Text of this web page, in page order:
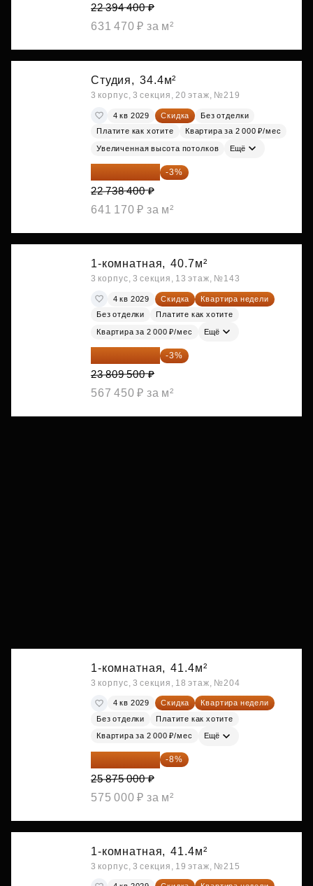
22 394 400 ₽
631 470 ₽ за м²
Студия, 34.4м²
3 корпус, 3 секция, 20 этаж, №219
4 кв 2029 Скидка
Без отделки
Платите как хотите
Квартира за 2 000 ₽/мес
Увеличенная высота потолков Ещё
22 056 248 ₽ -3%
22 738 400 ₽
641 170 ₽ за м²
1-комнатная, 40.7м²
3 корпус, 3 секция, 13 этаж, №143
4 кв 2029 Скидка
Квартира недели
Без отделки
Платите как хотите
Квартира за 2 000 ₽/мес Ещё
23 095 215 ₽ -3%
23 809 500 ₽
567 450 ₽ за м²
1-комнатная, 41.4м²
3 корпус, 3 секция, 18 этаж, №204
4 кв 2029 Скидка
Квартира недели
Без отделки
Платите как хотите
Квартира за 2 000 ₽/мес Ещё
23 805 000 ₽ -8%
25 875 000 ₽
575 000 ₽ за м²
1-комнатная, 41.4м²
3 корпус, 3 секция, 19 этаж, №215